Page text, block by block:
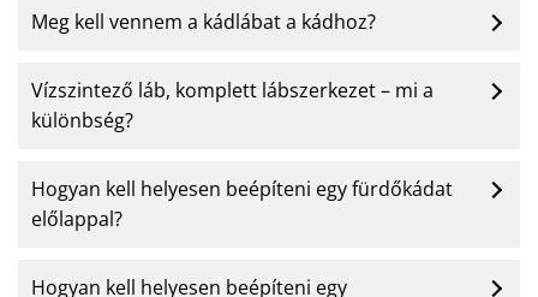
Meg kell vennem a kádlábat a kádhoz?
Vízszintező láb, komplett lábszerkezet – mi a
különbség?
Hogyan kell helyesen beépíteni egy fürdőkádat
előlappal?
Hogyan kell helyesen beépíteni egy